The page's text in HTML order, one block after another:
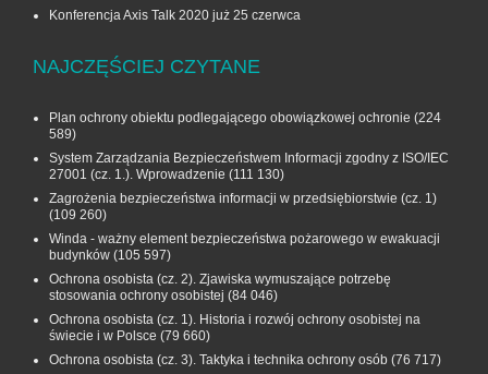
Konferencja Axis Talk 2020 już 25 czerwca
NAJCZĘŚCIEJ CZYTANE
Plan ochrony obiektu podlegającego obowiązkowej ochronie (224
589)
System Zarządzania Bezpieczeństwem Informacji zgodny z ISO/IEC
27001 (cz. 1.). Wprowadzenie (111 130)
Zagrożenia bezpieczeństwa informacji w przedsiębiorstwie (cz. 1)
(109 260)
Winda - ważny element bezpieczeństwa pożarowego w ewakuacji
budynków (105 597)
Ochrona osobista (cz. 2). Zjawiska wymuszające potrzebę
stosowania ochrony osobistej (84 046)
Ochrona osobista (cz. 1). Historia i rozwój ochrony osobistej na
świecie i w Polsce (79 660)
Ochrona osobista (cz. 3). Taktyka i technika ochrony osób (76 717)